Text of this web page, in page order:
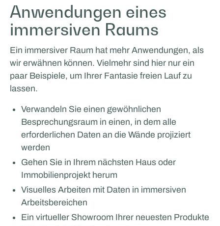
Anwendungen eines
immersiven Raums
Ein immersiver Raum hat mehr Anwendungen, als
wir erwähnen können. Vielmehr sind hier nur ein
paar Beispiele, um Ihrer Fantasie freien Lauf zu
lassen.
Verwandeln Sie einen gewöhnlichen
Besprechungsraum in einen, in dem alle
erforderlichen Daten an die Wände projiziert
werden
Gehen Sie in Ihrem nächsten Haus oder
Immobilienprojekt herum
Visuelles Arbeiten mit Daten in immersiven
Arbeitsbereichen
Ein virtueller Showroom Ihrer neuesten Produkte